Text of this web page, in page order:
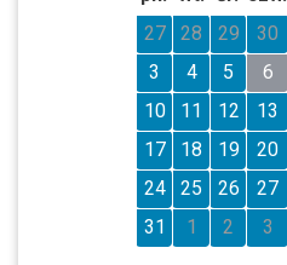
27
28 29 30
3
4 5 6
10
11 12 13
17
18 19 20
24
25 26 27
31
1 2 3